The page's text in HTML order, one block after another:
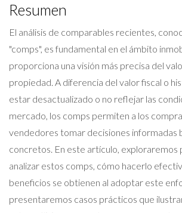
Resumen
El análisis de comparables recientes,
"comps", es fundamental en el ámbito
proporciona una visión más precisa del
propiedad. A diferencia del valor fiscal o
estar desactualizado o no reflejar las
mercado, los comps permiten a los
vendedores tomar decisiones informadas
concretos. En este artículo, exploraremos
analizar estos comps, cómo hacerlo
beneficios se obtienen al adoptar este
presentaremos casos prácticos que